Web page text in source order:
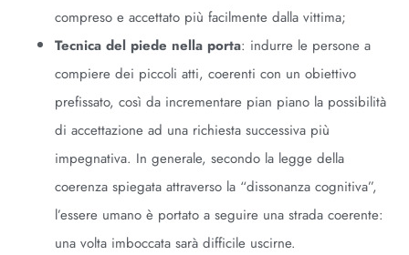
compreso e accettato più facilmente dalla vittima;
Tecnica del piede nella porta: indurre le persone a
compiere dei piccoli atti, coerenti con un obiettivo
prefissato, così da incrementare pian piano la possibilità
di accettazione ad una richiesta successiva più
impegnativa. In generale, secondo la legge della
coerenza spiegata attraverso la “dissonanza cognitiva”,
l’essere umano è portato a seguire una strada coerente:
una volta imboccata sarà difficile uscirne.